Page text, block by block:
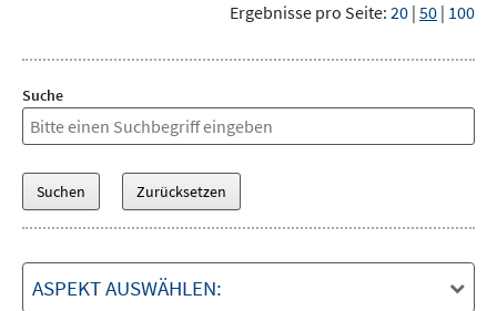
Ergebnisse pro Seite: 20 | 50 | 100
Suche
ASPEKT AUSWÄHLEN: